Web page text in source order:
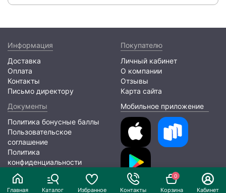
Главная Каталог Избранное Контакты
0
Корзина Кабинет
Информация
Доставка
Оплата
Контакты
Письмо директору
Покупателю
Личный кабинет
О компании
Отзывы
Карта сайта
Документы
Политика бонусные баллы
Пользовательское
соглашение
Политика
конфиденциальности
Мобильное приложение
2026 © ООО «ЛИОНПАК»